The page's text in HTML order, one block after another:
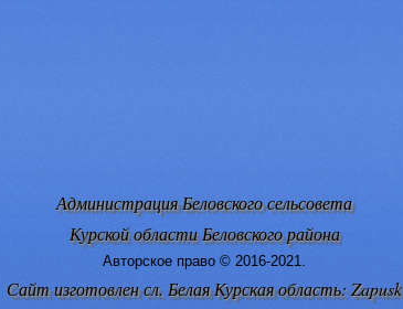
Администрация Беловского сельсовета
Курской области Беловского района
Авторское право © 2016-2021.
Сайт изготовлен сл. Белая Курская область: Zapusk